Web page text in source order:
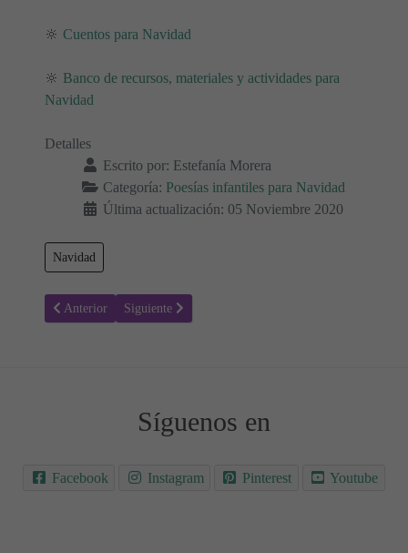
🔆 Cuentos para Navidad
🔆 Banco de recursos, materiales y actividades para
Navidad
Detalles
Escrito por: Estefanía Morera
Categoría: Poesías infantiles para Navidad
Última actualización: 05 Noviembre 2020
Navidad
Artículo anterior: La Navidad - Poesías navideñas
Anterior Artículo siguiente: Gitano Sin Cuna - Poesías navidad
Siguiente
Síguenos en
Facebook Instagram Pinterest Youtube